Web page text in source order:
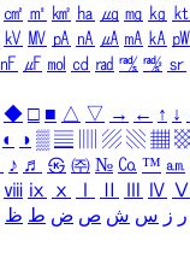
㎠ ㎡ ㎢ ㏊ ㎍ ㎎ ㎏ ㏏
㎸ ㎹ ㎀ ㎁ ㎂ ㎃ ㎄ ㎺
㎋ ㎌ ㏖ ㏅ ㎭ ㎮ ㎯ ㏛
◆ □ ■ △ ▽ → ← ↑ ↓
◐ ◑ ▒ ▤ ▨ ▧ ▦
♪ ♬ ㉿ ㈜ № ㏇ ™ ㏂
ⅷ ⅸ ⅹ Ⅳ Ⅴ
ر ز س ش ص ض ط ظ